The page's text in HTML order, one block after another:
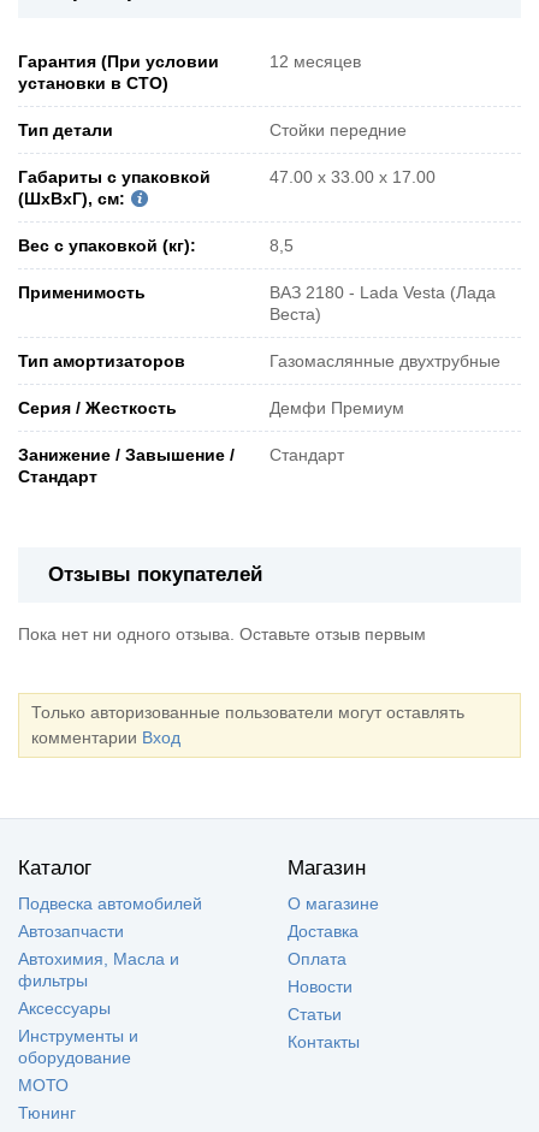
Гарантия (При условии
установки в СТО)
12 месяцев
Тип детали Стойки передние
Габариты с упаковкой
(ШxВxГ), см:
47.00 x 33.00 x 17.00
Вес с упаковкой (кг): 8,5
Применимость
ВАЗ 2180 - Lada Vesta (Лада
Веста)
Тип амортизаторов Газомаслянные двухтрубные
Серия / Жесткость Демфи Премиум
Занижение / Завышение /
Стандарт
Стандарт
Отзывы покупателей
Пока нет ни одного отзыва. Оставьте отзыв первым
Только авторизованные пользователи могут оставлять
комментарии Вход
Каталог
Подвеска автомобилей
Автозапчасти
Автохимия, Масла и
фильтры
Аксессуары
Инструменты и
оборудование
МОТО
Тюнинг
Магазин
О магазине
Доставка
Оплата
Новости
Статьи
Контакты